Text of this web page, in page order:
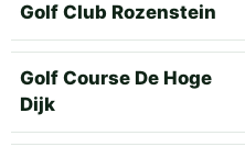
Golf Club Rozenstein
Golf Course De Hoge
Dijk